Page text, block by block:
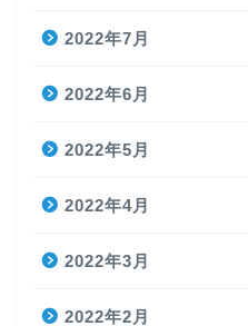
2022年7月
2022年6月
2022年5月
2022年4月
2022年3月
2022年2月